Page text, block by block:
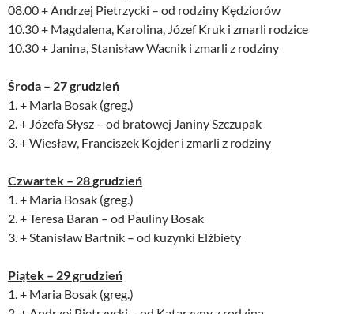
08.00 + Andrzej Pietrzycki – od rodziny Kędziorów
10.30 + Magdalena, Karolina, Józef Kruk i zmarli rodzice
10.30 + Janina, Stanisław Wacnik i zmarli z rodziny
Środa – 27 grudzień
1. + Maria Bosak (greg.)
2. + Józefa Słysz – od bratowej Janiny Szczupak
3. + Wiesław, Franciszek Kojder i zmarli z rodziny
Czwartek – 28 grudzień
1. + Maria Bosak (greg.)
2. + Teresa Baran – od Pauliny Bosak
3. + Stanisław Bartnik – od kuzynki Elżbiety
Piątek – 29 grudzień
1. + Maria Bosak (greg.)